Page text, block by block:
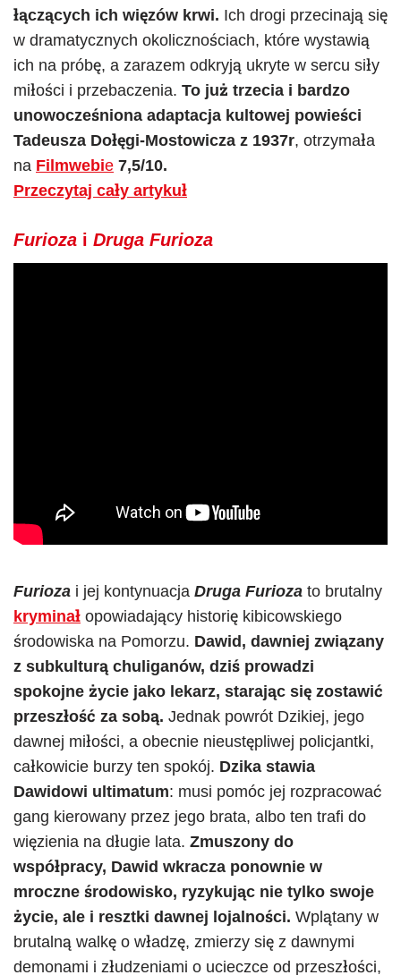
łączących ich więzów krwi. Ich drogi przecinają się
w dramatycznych okolicznościach, które wystawią
ich na próbę, a zarazem odkryją ukryte w sercu siły
miłości i przebaczenia. To już trzecia i bardzo
unowocześniona adaptacja kultowej powieści
Tadeusza Dołęgi-Mostowicza z 1937r, otrzymała
na Filmwebie 7,5/10.
Przeczytaj cały artykuł
Furioza i Druga Furioza
Furioza i jej kontynuacja Druga Furioza to brutalny
kryminał opowiadający historię kibicowskiego
środowiska na Pomorzu. Dawid, dawniej związany
z subkulturą chuliganów, dziś prowadzi
spokojne życie jako lekarz, starając się zostawić
przeszłość za sobą. Jednak powrót Dzikiej, jego
dawnej miłości, a obecnie nieustępliwej policjantki,
całkowicie burzy ten spokój. Dzika stawia
Dawidowi ultimatum: musi pomóc jej rozpracować
gang kierowany przez jego brata, albo ten trafi do
więzienia na długie lata. Zmuszony do
współpracy, Dawid wkracza ponownie w
mroczne środowisko, ryzykując nie tylko swoje
życie, ale i resztki dawnej lojalności. Wplątany w
brutalną walkę o władzę, zmierzy się z dawnymi
demonami i złudzeniami o ucieczce od przeszłości,